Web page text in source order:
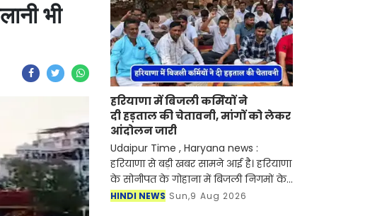
भी
हरियाणा में बिजली कर्मियों ने
दी हड़ताल की चेतावनी, मांगों को लेकर
आंदोलन जारी
Udaipur Time , Haryana news :
हरियाणा से बड़ी खबर सामने आई है। हरियाणा
के सोनीपत के गोहाना में बिजली निगमों के
निजीकरण के विरोध में कर्मचारियों का
HINDI NEWS Sun,9 Aug 2026